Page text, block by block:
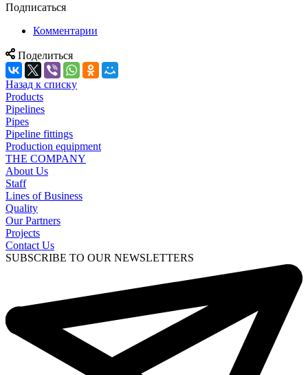
Подписаться
Комментарии
Поделиться
Назад к списку
Products
Pipelines
Pipes
Pipeline fittings
Production equipment
THE COMPANY
About Us
Staff
Lines of Business
Quality
Our Partners
Projects
Contact Us
SUBSCRIBE TO OUR NEWSLETTERS